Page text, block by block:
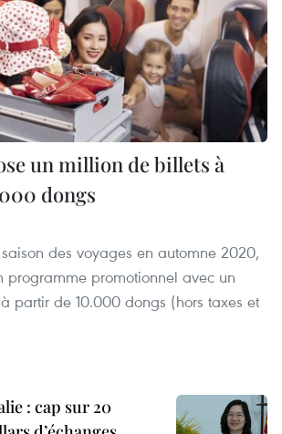
un million de billets à
dongs
des voyages en automne 2020,
programme promotionnel avec un
partir de 10.000 dongs (hors taxes et
: cap sur 20